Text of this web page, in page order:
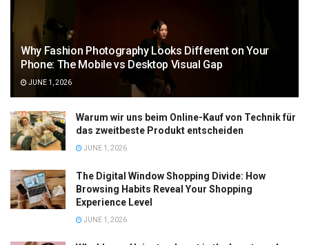
Why Fashion Photography Looks Different on Your
Phone: The Mobile vs Desktop Visual Gap
JUNE 1, 2026
Warum wir uns beim Online-Kauf von Technik für
das zweitbeste Produkt entscheiden
JUNE 1, 2026
The Digital Window Shopping Divide: How
Browsing Habits Reveal Your Shopping
Experience Level
JUNE 1, 2026